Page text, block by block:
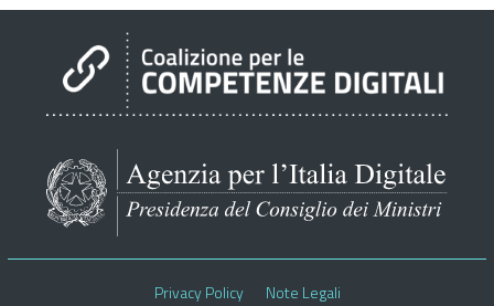
Cruscotto
Cittadini
Pubblica Amministrazione
Documentazione
Privacy Policy Note Legali